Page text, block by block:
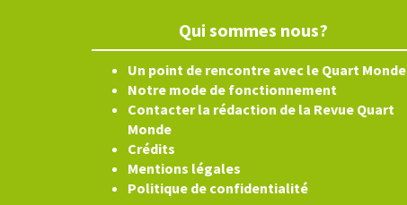
Qui sommes nous?
Un point de rencontre avec le Quart Monde
Notre mode de fonctionnement
Contacter la rédaction de la Revue Quart
Monde
Crédits
Mentions légales
Politique de confidentialité